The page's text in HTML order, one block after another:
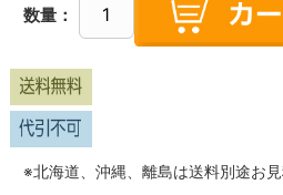
数量：
※北海道、沖縄、離島は送料別途お見